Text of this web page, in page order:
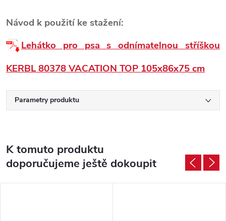
Návod k použití ke stažení:
Lehátko pro psa s odnímatelnou stříškou
KERBL 80378 VACATION TOP 105x86x75 cm
Parametry produktu
K tomuto produktu
doporučujeme ještě dokoupit